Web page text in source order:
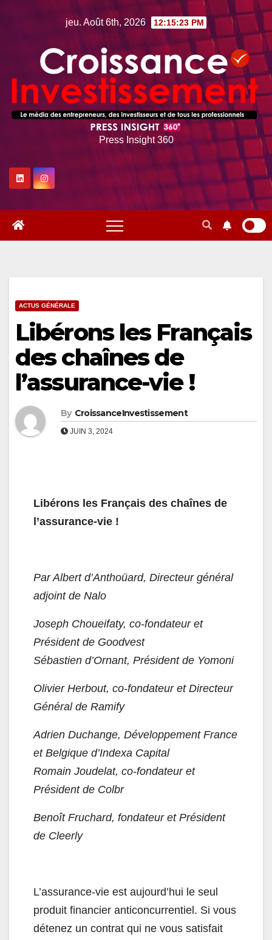
jeu. Août 6th, 2026 12:15:24 PM
Press Insight 360
ACTUS GÉNÉRALE
Libérons les Français
des chaînes de
l’assurance-vie !
By CroissanceInvestissement
JUIN 3, 2024
Libérons les Français des chaînes de
l’assurance-vie !
Par Albert d’Anthoüard, Directeur général
adjoint de Nalo
Joseph Choueifaty, co-fondateur et
Président de Goodvest
Sébastien d’Ornant, Président de Yomoni
Olivier Herbout, co-fondateur et Directeur
Général de Ramify
Adrien Duchange, Développement France
et Belgique d’Indexa Capital
Romain Joudelat, co-fondateur et
Président de Colbr
Benoît Fruchard, fondateur et Président
de Cleerly
L’assurance-vie est aujourd’hui le seul
produit financier anticoncurrentiel. Si vous
détenez un contrat qui ne vous satisfait